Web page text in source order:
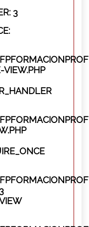
3